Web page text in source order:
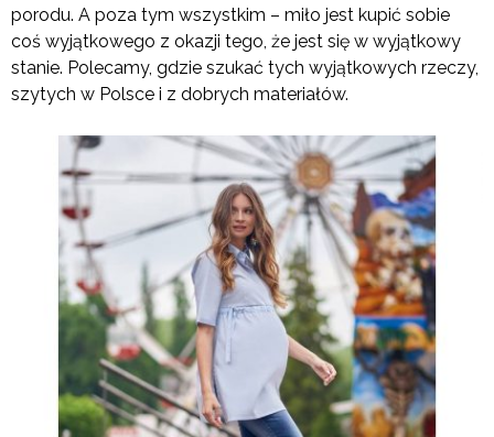
porodu. A poza tym wszystkim – miło jest kupić sobie
coś wyjątkowego z okazji tego, że jest się w wyjątkowy
stanie. Polecamy, gdzie szukać tych wyjątkowych rzeczy,
szytych w Polsce i z dobrych materiałów.